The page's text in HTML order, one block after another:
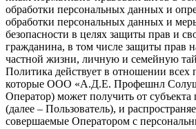
обработки персональных данных и
обработки персональных данных и
безопасности в целях защиты прав и
гражданина, в том числе защиты прав
частной жизни, личную и семейную
Политика действует в отношении всех
которые ООО «А.Д.Е. Профешнл
Оператор) может получить от
(далее – Пользователь), и
совершаемые Оператором с